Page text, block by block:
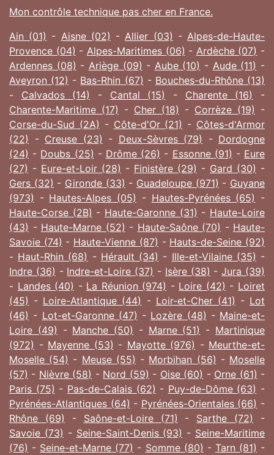
Mon contrôle technique pas cher en France.
Ain (01) - Aisne (02) -Allier (03) -Alpes-de-Haute-
Provence (04) - Alpes-Maritimes (06) - Ardèche (07) -
Ardennes (08) - Ariège (09) - Aube (10) - Aude (11) -
Aveyron (12) - Bas-Rhin (67) - Bouches-du-Rhône (13)
- Calvados (14) - Cantal (15) - Charente (16)
-
Charente-Maritime (17) - Cher (18) - Corrèze (19) -
Corse-du-Sud (2A) - Côte-d'Or (21) - Côtes-d'Armor
(22) - Creuse (23) - Deux-Sèvres (79) - Dordogne
(24) - Doubs (25) - Drôme (26) - Essonne (91) - Eure
(27) - Eure-et-Loir (28) - Finistère (29) - Gard (30) -
Gers (32) - Gironde (33) - Guadeloupe (971) - Guyane
(973) - Hautes-Alpes (05) - Hautes-Pyrénées (65) -
Haute-Corse (2B) - Haute-Garonne (31) - Haute-Loire
(43) - Haute-Marne (52) - Haute-Saône (70) - Haute-
Savoie (74) - Haute-Vienne (87) - Hauts-de-Seine (92)
- Haut-Rhin (68) - Hérault (34) - Ille-et-Vilaine (35) -
Indre (36) - Indre-et-Loire (37) - Isère (38) -Jura (39)
- Landes (40) - La Réunion (974) - Loire (42) - Loiret
(45) - Loire-Atlantique (44) - Loir-et-Cher (41) - Lot
(46) - Lot-et-Garonne (47) - Lozère (48) - Maine-et-
Loire (49) - Manche (50) - Marne (51) - Martinique
(972) - Mayenne (53) - Mayotte (976) - Meurthe-et-
Moselle (54) - Meuse (55) - Morbihan (56) - Moselle
(57) - Nièvre (58) - Nord (59) - Oise (60) - Orne (61) -
Paris (75) - Pas-de-Calais (62) - Puy-de-Dôme (63) -
Pyrénées-Atlantiques (64) - Pyrénées-Orientales (66) -
Rhône (69) - Saône-et-Loire (71) - Sarthe (72)
-
Savoie (73) - Seine-Saint-Denis (93) - Seine-Maritime
(76) - Seine-et-Marne (77) - Somme (80) - Tarn (81) -